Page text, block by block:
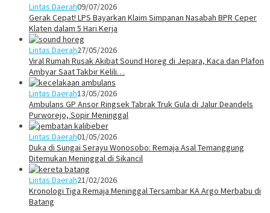
Lintas Daerah09/07/2026
Gerak Cepat! LPS Bayarkan Klaim Simpanan Nasabah BPR Ceper
Klaten dalam 5 Hari Kerja
Lintas Daerah27/05/2026
Viral Rumah Rusak Akibat Sound Horeg di Jepara, Kaca dan Plafon
Ambyar Saat Takbir Kelili…
Lintas Daerah13/05/2026
Ambulans GP Ansor Ringsek Tabrak Truk Gula di Jalur Deandels
Purworejo, Sopir Meninggal
Lintas Daerah01/05/2026
Duka di Sungai Serayu Wonosobo: Remaja Asal Temanggung
Ditemukan Meninggal di Sikancil
Lintas Daerah21/02/2026
Kronologi Tiga Remaja Meninggal Tersambar KA Argo Merbabu di
Batang